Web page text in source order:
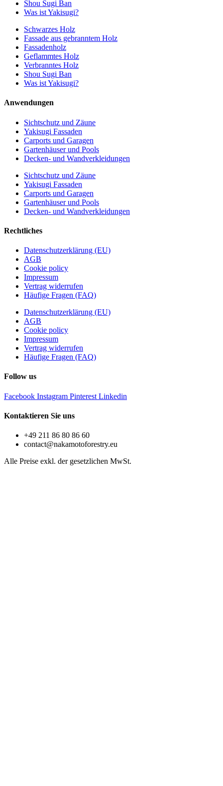
Shou Sugi Ban
Was ist Yakisugi?
Schwarzes Holz
Fassade aus gebranntem Holz
Fassadenholz
Geflammtes Holz
Verbranntes Holz
Shou Sugi Ban
Was ist Yakisugi?
Anwendungen
Sichtschutz und Zäune
Yakisugi Fassaden
Carports und Garagen
Gartenhäuser und Pools
Decken- und Wandverkleidungen
Sichtschutz und Zäune
Yakisugi Fassaden
Carports und Garagen
Gartenhäuser und Pools
Decken- und Wandverkleidungen
Rechtliches
Datenschutzerklärung (EU)
AGB
Cookie policy
Impressum
Vertrag widerrufen
Häufige Fragen (FAQ)
Datenschutzerklärung (EU)
AGB
Cookie policy
Impressum
Vertrag widerrufen
Häufige Fragen (FAQ)
Follow us
Facebook Instagram Pinterest Linkedin
Kontaktieren Sie uns
+49 211 86 80 86 60
contact@nakamotoforestry.eu
Alle Preise exkl. der gesetzlichen MwSt.